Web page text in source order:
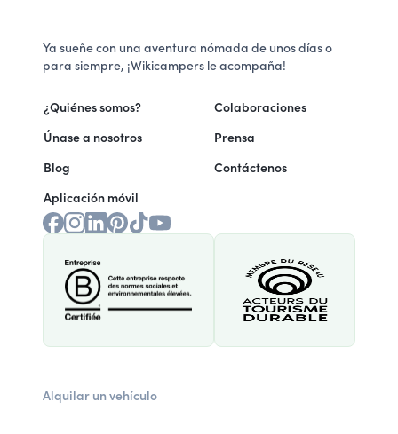
Ya sueñe con una aventura nómada de unos días o
para siempre, ¡Wikicampers le acompaña!
¿Quiénes somos?
Únase a nosotros
Blog
Aplicación móvil
Colaboraciones
Prensa
Contáctenos
Alquilar un vehículo